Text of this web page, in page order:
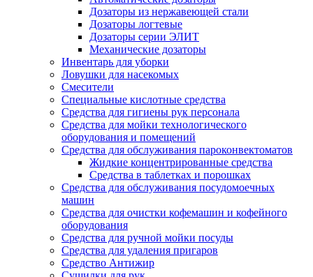
Дозаторы из нержавеющей стали
Дозаторы логтевые
Дозаторы серии ЭЛИТ
Механические дозаторы
Инвентарь для уборки
Ловушки для насекомых
Смесители
Специальные кислотные средства
Средства для гигиены рук персонала
Средства для мойки технологического
оборудования и помещений
Средства для обслуживания пароконвектоматов
Жидкие концентрированные средства
Средства в таблетках и порошках
Средства для обслуживания посудомоечных
машин
Средства для очистки кофемашин и кофейного
оборудования
Средства для ручной мойки посуды
Средства для удаления пригаров
Средство Антижир